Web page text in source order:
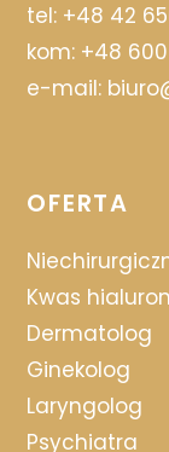
tel: +48 42
kom: +48
e-mail:
OFERTA
Kwas
Dermatolog
Ginekolog
Laryngolog
Psychiatra